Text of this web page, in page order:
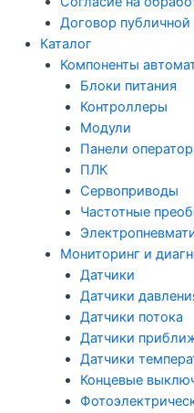
Договор
Каталог
Компоненты
Блоки питания
Контроллеры
Модули
Панели
ПЛК
Сервоприводы
Частотные
Мониторинг и
Датчики
Датчики
Датчики потока
Датчики
Датчики
Концевые